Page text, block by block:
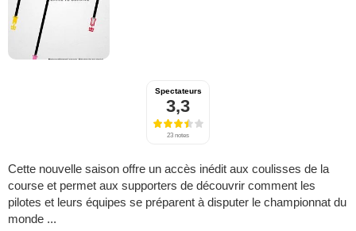
Spectateurs
3,3
23 notes
Cette nouvelle saison offre un accès inédit aux coulisses de la
course et permet aux supporters de découvrir comment les
pilotes et leurs équipes se préparent à disputer le championnat du
monde ...